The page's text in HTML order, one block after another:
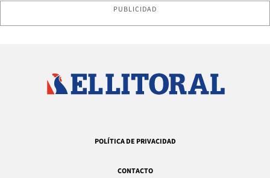
PUBLICIDAD
POLÍTICA DE PRIVACIDAD
CONTACTO